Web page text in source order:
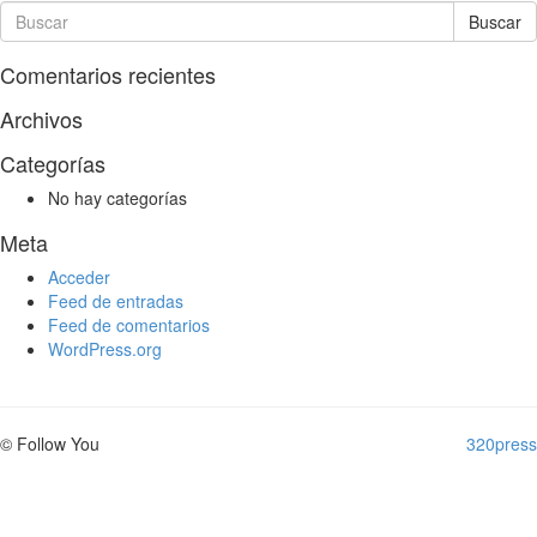
Buscar
Comentarios recientes
Archivos
Categorías
No hay categorías
Meta
Acceder
Feed de entradas
Feed de comentarios
WordPress.org
320press
© Follow You